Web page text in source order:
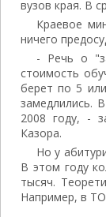
вузов края. В
Краевое
ничего
- Речь о
стоимость
берет по 5
замедлились.
2008 году, -
Казора.
Но у
В этом году
тысяч.
Например, в